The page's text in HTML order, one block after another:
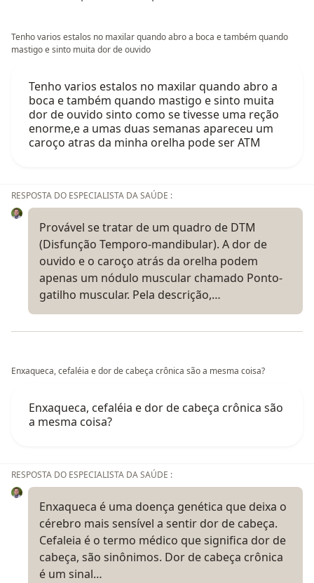
Tenho varios estalos no maxilar quando abro a boca e também quando
mastigo e sinto muita dor de ouvido
Tenho varios estalos no maxilar quando abro a
boca e também quando mastigo e sinto muita
dor de ouvido sinto como se tivesse uma reção
enorme,e a umas duas semanas apareceu um
caroço atras da minha orelha pode ser ATM
RESPOSTA DO ESPECIALISTA DA SAÚDE :
Provável se tratar de um quadro de DTM
(Disfunção Temporo-mandibular). A dor de
ouvido e o caroço atrás da orelha podem
apenas um nódulo muscular chamado Ponto-
gatilho muscular. Pela descrição,…
Enxaqueca, cefaléia e dor de cabeça crônica são a mesma coisa?
Enxaqueca, cefaléia e dor de cabeça crônica são
a mesma coisa?
RESPOSTA DO ESPECIALISTA DA SAÚDE :
Enxaqueca é uma doença genética que deixa o
cérebro mais sensível a sentir dor de cabeça.
Cefaleia é o termo médico que significa dor de
cabeça, são sinônimos. Dor de cabeça crônica
é um sinal…